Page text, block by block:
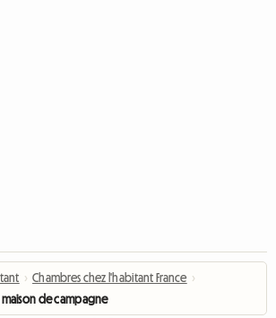
› Chambres chez l'habitant France ›
maison de campagne